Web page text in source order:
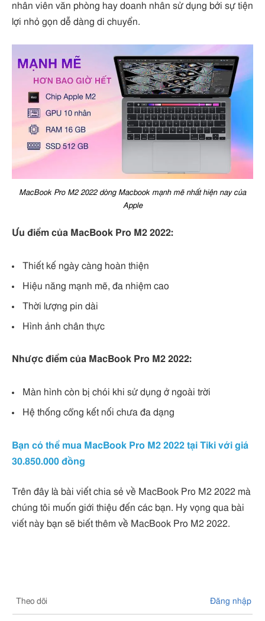
nhân viên văn phòng hay doanh nhân sử dụng bởi sự tiện
lợi nhỏ gọn dễ dàng di chuyển.
MacBook Pro M2 2022 dòng Macbook mạnh mẽ nhất hiện nay của
Apple
Ưu điểm của MacBook Pro M2 2022:
Thiết kế ngày càng hoàn thiện
Hiệu năng mạnh mẽ, đa nhiệm cao
Thời lượng pin dài
Hình ảnh chân thực
Nhược điểm của MacBook Pro M2 2022:
Màn hình còn bị chói khi sử dụng ở ngoài trời
Hệ thống cổng kết nối chưa đa dạng
Bạn có thể mua MacBook Pro M2 2022 tại Tiki với giá
30.850.000 đồng
Trên đây là bài viết chia sẻ về MacBook Pro M2 2022 mà
chúng tôi muốn giới thiệu đến các bạn. Hy vọng qua bài
viết này bạn sẽ biết thêm về MacBook Pro M2 2022.
Theo dõi Đăng nhập